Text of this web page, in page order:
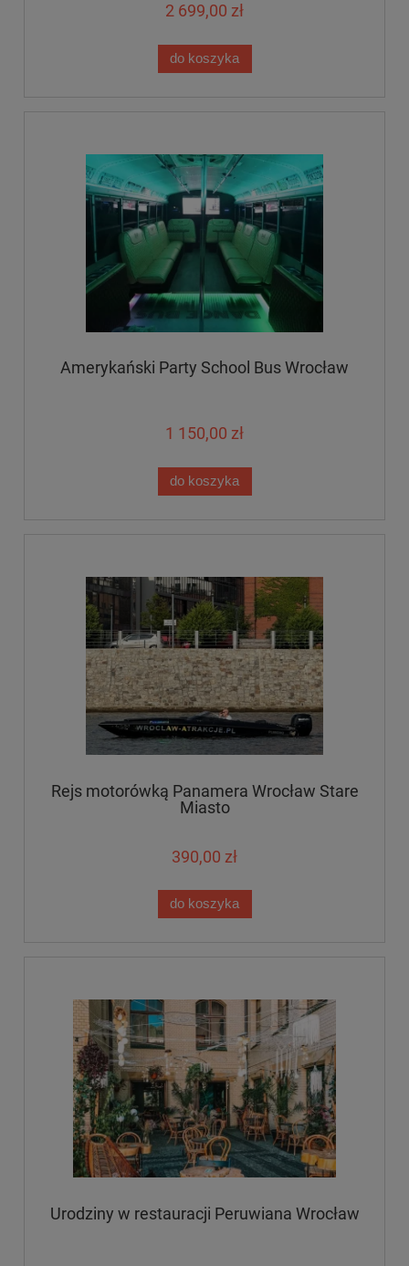
2 699,00 zł
do koszyka
Amerykański Party School Bus Wrocław
1 150,00 zł
do koszyka
Rejs motorówką Panamera Wrocław Stare
Miasto
390,00 zł
do koszyka
Urodziny w restauracji Peruwiana Wrocław